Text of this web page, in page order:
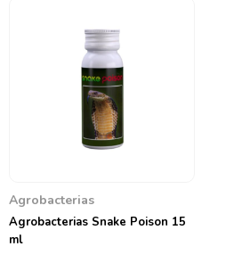
Agrobacterias
Agrobacterias Snake Poison 15
ml